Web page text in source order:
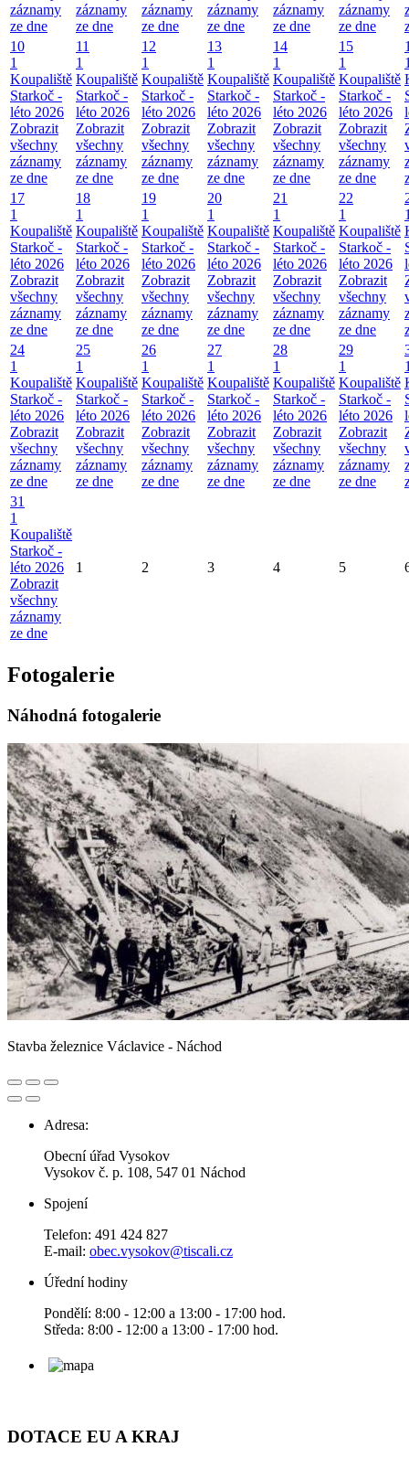
záznamy
ze dne
záznamy
ze dne
záznamy
ze dne
záznamy
ze dne
záznamy
ze dne
záznamy
ze dne
10
1
Koupaliště
Starkoč -
léto 2026
Zobrazit
všechny
záznamy
ze dne
11
1
Koupaliště
Starkoč -
léto 2026
Zobrazit
všechny
záznamy
ze dne
12
1
Koupaliště
Starkoč -
léto 2026
Zobrazit
všechny
záznamy
ze dne
13
1
Koupaliště
Starkoč -
léto 2026
Zobrazit
všechny
záznamy
ze dne
14
1
Koupaliště
Starkoč -
léto 2026
Zobrazit
všechny
záznamy
ze dne
15
1
Koupaliště
Starkoč -
léto 2026
Zobrazit
všechny
záznamy
ze dne
17
1
Koupaliště
Starkoč -
léto 2026
Zobrazit
všechny
záznamy
ze dne
18
1
Koupaliště
Starkoč -
léto 2026
Zobrazit
všechny
záznamy
ze dne
19
1
Koupaliště
Starkoč -
léto 2026
Zobrazit
všechny
záznamy
ze dne
20
1
Koupaliště
Starkoč -
léto 2026
Zobrazit
všechny
záznamy
ze dne
21
1
Koupaliště
Starkoč -
léto 2026
Zobrazit
všechny
záznamy
ze dne
22
1
Koupaliště
Starkoč -
léto 2026
Zobrazit
všechny
záznamy
ze dne
24
1
Koupaliště
Starkoč -
léto 2026
Zobrazit
všechny
záznamy
ze dne
25
1
Koupaliště
Starkoč -
léto 2026
Zobrazit
všechny
záznamy
ze dne
26
1
Koupaliště
Starkoč -
léto 2026
Zobrazit
všechny
záznamy
ze dne
27
1
Koupaliště
Starkoč -
léto 2026
Zobrazit
všechny
záznamy
ze dne
28
1
Koupaliště
Starkoč -
léto 2026
Zobrazit
všechny
záznamy
ze dne
29
1
Koupaliště
Starkoč -
léto 2026
Zobrazit
všechny
záznamy
ze dne
31
1
Koupaliště
Starkoč -
léto 2026
Zobrazit
všechny
záznamy
ze dne
1 2 3 4 5
Fotogalerie
Náhodná fotogalerie
Stavba železnice Václavice - Náchod
Adresa:
Obecní úřad Vysokov
Vysokov č. p. 108, 547 01 Náchod
Spojení
Telefon: 491 424 827
E-mail: obec.vysokov@tiscali.cz
Úřední hodiny
Pondělí: 8:00 - 12:00 a 13:00 - 17:00 hod.
Středa: 8:00 - 12:00 a 13:00 - 17:00 hod.
DOTACE EU A KRAJ